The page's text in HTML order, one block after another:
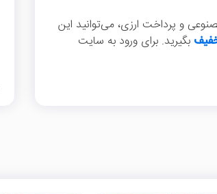
و پرداخت ارزی، می‌توانید این
بگیرید. برای ورود به سایت